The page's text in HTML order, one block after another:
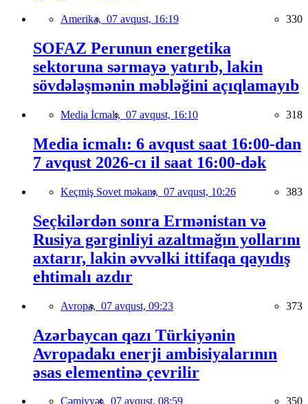
Amerika, 07 avqust, 16:19 330
SOFAZ Perunun energetika
sektoruna sərmayə yatırıb, lakin
sövdələşmənin məbləğini açıqlamayıb
Media İcmalı, 07 avqust, 16:10 318
Media icmalı: 6 avqust saat 16:00-dan
7 avqust 2026-cı il saat 16:00-dək
Keçmiş Sovet məkanı, 07 avqust, 10:26 383
Seçkilərdən sonra Ermənistan və
Rusiya gərginliyi azaltmağın yollarını
axtarır, lakin əvvəlki ittifaqa qayıdış
ehtimalı azdır
Avropa, 07 avqust, 09:23 373
Azərbaycan qazı Türkiyənin
Avropadakı enerji ambisiyalarının
əsas elementinə çevrilir
Cəmiyyət, 07 avqust, 08:59 350